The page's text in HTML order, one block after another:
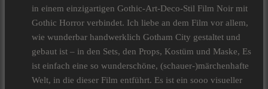
in einem einzigartigen Gothic-Art-Deco-Stil Film Noir mit
Gothic Horror verbindet. Ich liebe an dem Film vor allem,
wie wunderbar handwerklich Gotham City gestaltet und
gebaut ist – in den Sets, den Props, Kostüm und Maske, Es
ist einfach eine so wunderschöne, (schauer-)märchenhafte
Welt, in die dieser Film entführt. Es ist ein sooo visueller